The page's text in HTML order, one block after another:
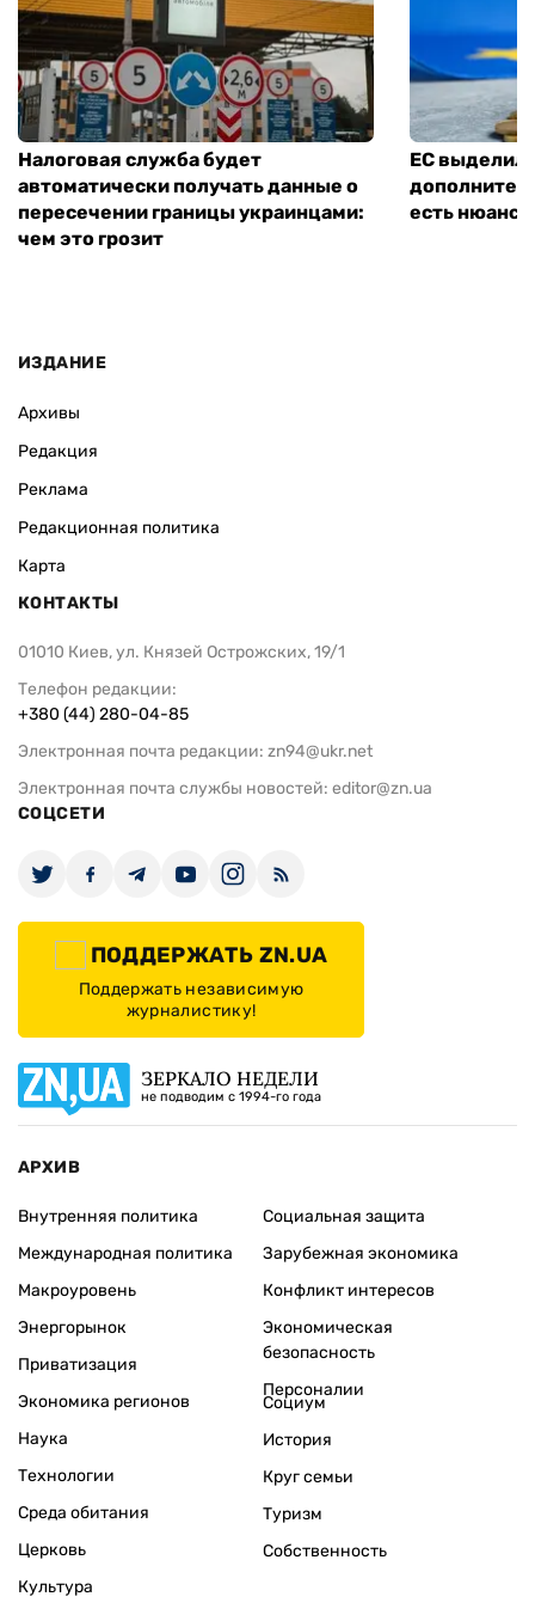
Налоговая служба будет
автоматически получать данные о
пересечении границы украинцами:
чем это грозит
ЕС выделил
есть нюанс
ИЗДАНИЕ
Архивы
Редакция
Реклама
Редакционная политика
Карта
КОНТАКТЫ
01010 Киев, ул. Князей Острожских, 19/1
Телефон редакции:
+380 (44) 280-04-85
Электронная почта редакции: zn94@ukr.net
Электронная почта службы новостей: editor@zn.ua
СОЦСЕТИ
ПОДДЕРЖАТЬ ZN.UA
Поддержать независимую
журналистику!
ЗЕРКАЛО НЕДЕЛИ
не подводим с 1994-го года
АРХИВ
Внутренняя политика
Международная политика
Макроуровень
Энергорынок
Приватизация
Экономика регионов
Социальная защита
Зарубежная экономика
Конфликт интересов
Экономическая
безопасность
Персоналии
Наука
Технологии
Среда обитания
Церковь
Культура
Социум
История
Круг семьи
Туризм
Собственность